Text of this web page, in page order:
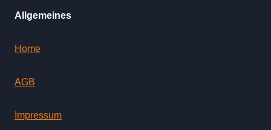
Allgemeines
Home
AGB
Impressum